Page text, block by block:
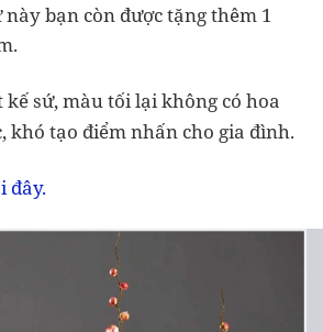
bạn còn được tặng thêm 1
kế sứ, màu tối lại không có hoa
khó tạo điểm nhấn cho gia đình.
đây.